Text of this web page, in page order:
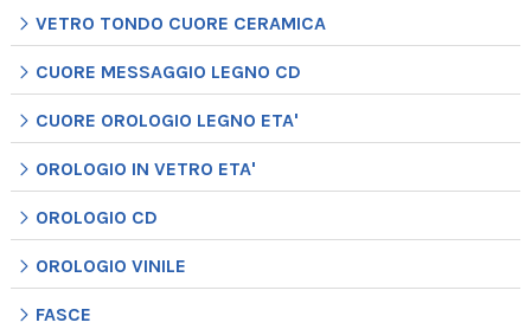
VETRO TONDO CUORE CERAMICA
CUORE MESSAGGIO LEGNO CD
CUORE OROLOGIO LEGNO ETA'
OROLOGIO IN VETRO ETA'
OROLOGIO CD
OROLOGIO VINILE
FASCE